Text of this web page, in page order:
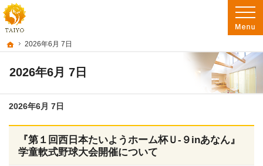
ホーム
2026年6月 7日
2026年6月 7日
阿南市を中心に徳島南部で注文住宅・新築一戸建て・リフォームを手がけるた
徳島で注文住宅を建てるなら たいようホーム｜阿南市・徳島南部の地域密着工務店
2026年6月 7日
『第１回西日本たいようホーム杯Ｕ-９inあなん』
学童軟式野球大会開催について